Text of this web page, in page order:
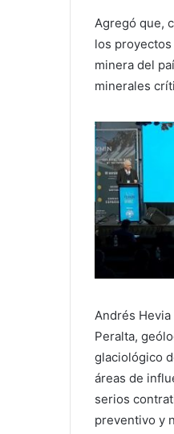
Agregó que,
los
minera del
minerales
Andrés
Peralta,
glaciológico
áreas de
serios
preventivo y